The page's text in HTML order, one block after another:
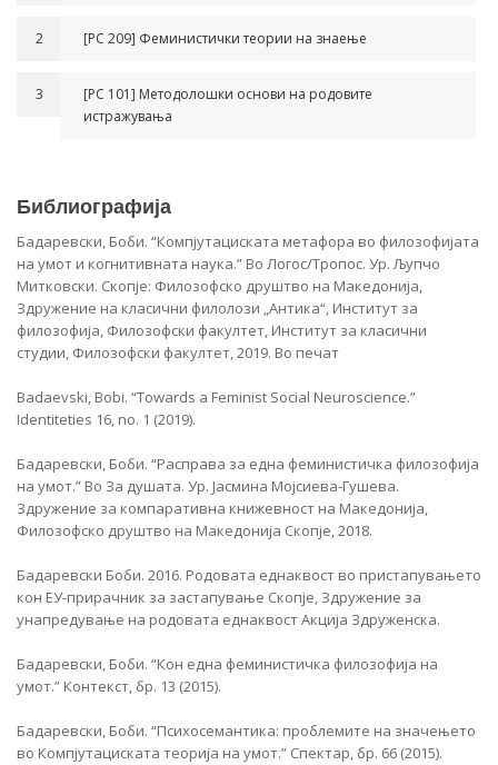
2 [РС 209] Феминистички теории на знаење
3
[РС 101] Методолошки основи на родовите
истражувања
Библиографија
Бадаревски, Боби. “Компјутациската метафора во филозофијата
на умот и когнитивната наука.” Во Логос/Тропос. Ур. Љупчо
Митковски. Скопје: Филозофско друштво на Македонија,
Здружение на класични филолози „Антика“, Институт за
филозофија, Филозофски факултет, Институт за класични
студии, Филозофски факултет, 2019. Во печат
Badaevski, Bobi. “Towards a Feminist Social Neuroscience.”
Identiteties 16, no. 1 (2019).
Бадаревски, Боби. “Расправа за една феминистичка филозофија
на умот.” Во За душата. Ур. Јасмина Мојсиева-Гушева.
Здружение за компаративна книжевност на Македонија,
Филозофско друштво на Македонија Скопје, 2018.
Бадаревски Боби. 2016. Родовата еднаквост во пристапувањето
кон ЕУ-прирачник за застапување Скопје, Здружение за
унапредување на родовата еднаквост Акција Здруженска.
Бадаревски, Боби. “Кон една феминистичка филозофија на
умот.” Контекст, бр. 13 (2015).
Бадаревски, Боби. “Психосемантика: проблемите на значењето
во Компјутациската теорија на умот.” Спектар, бр. 66 (2015).